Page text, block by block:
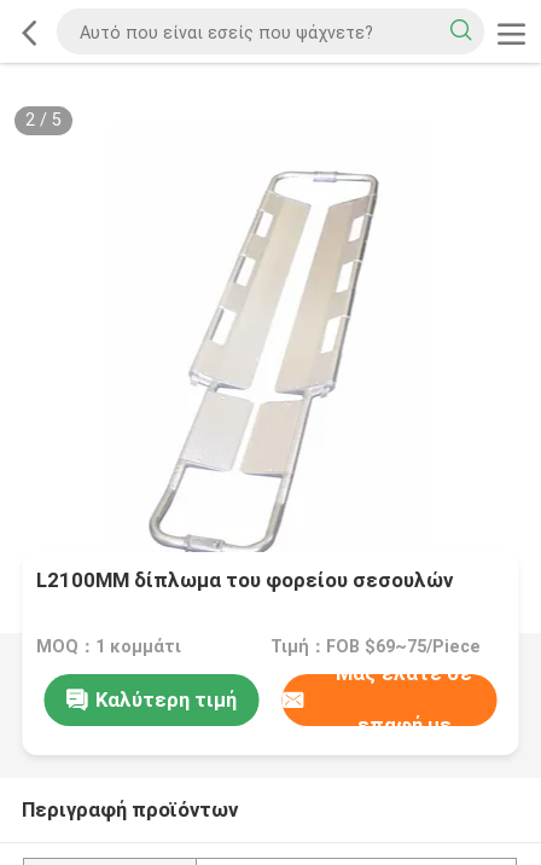
2/ 5
L2100MM δίπλωμα του φορείου σεσουλών
MOQ：1 κομμάτι Τιμή：FOB $69~75/Piece
Καλύτερη τιμή
Μας ελάτε σε
επαφή με
Περιγραφή προϊόντων